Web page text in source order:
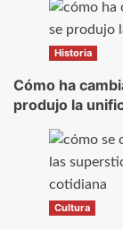
Historia
Cómo ha
produjo la
Cultura